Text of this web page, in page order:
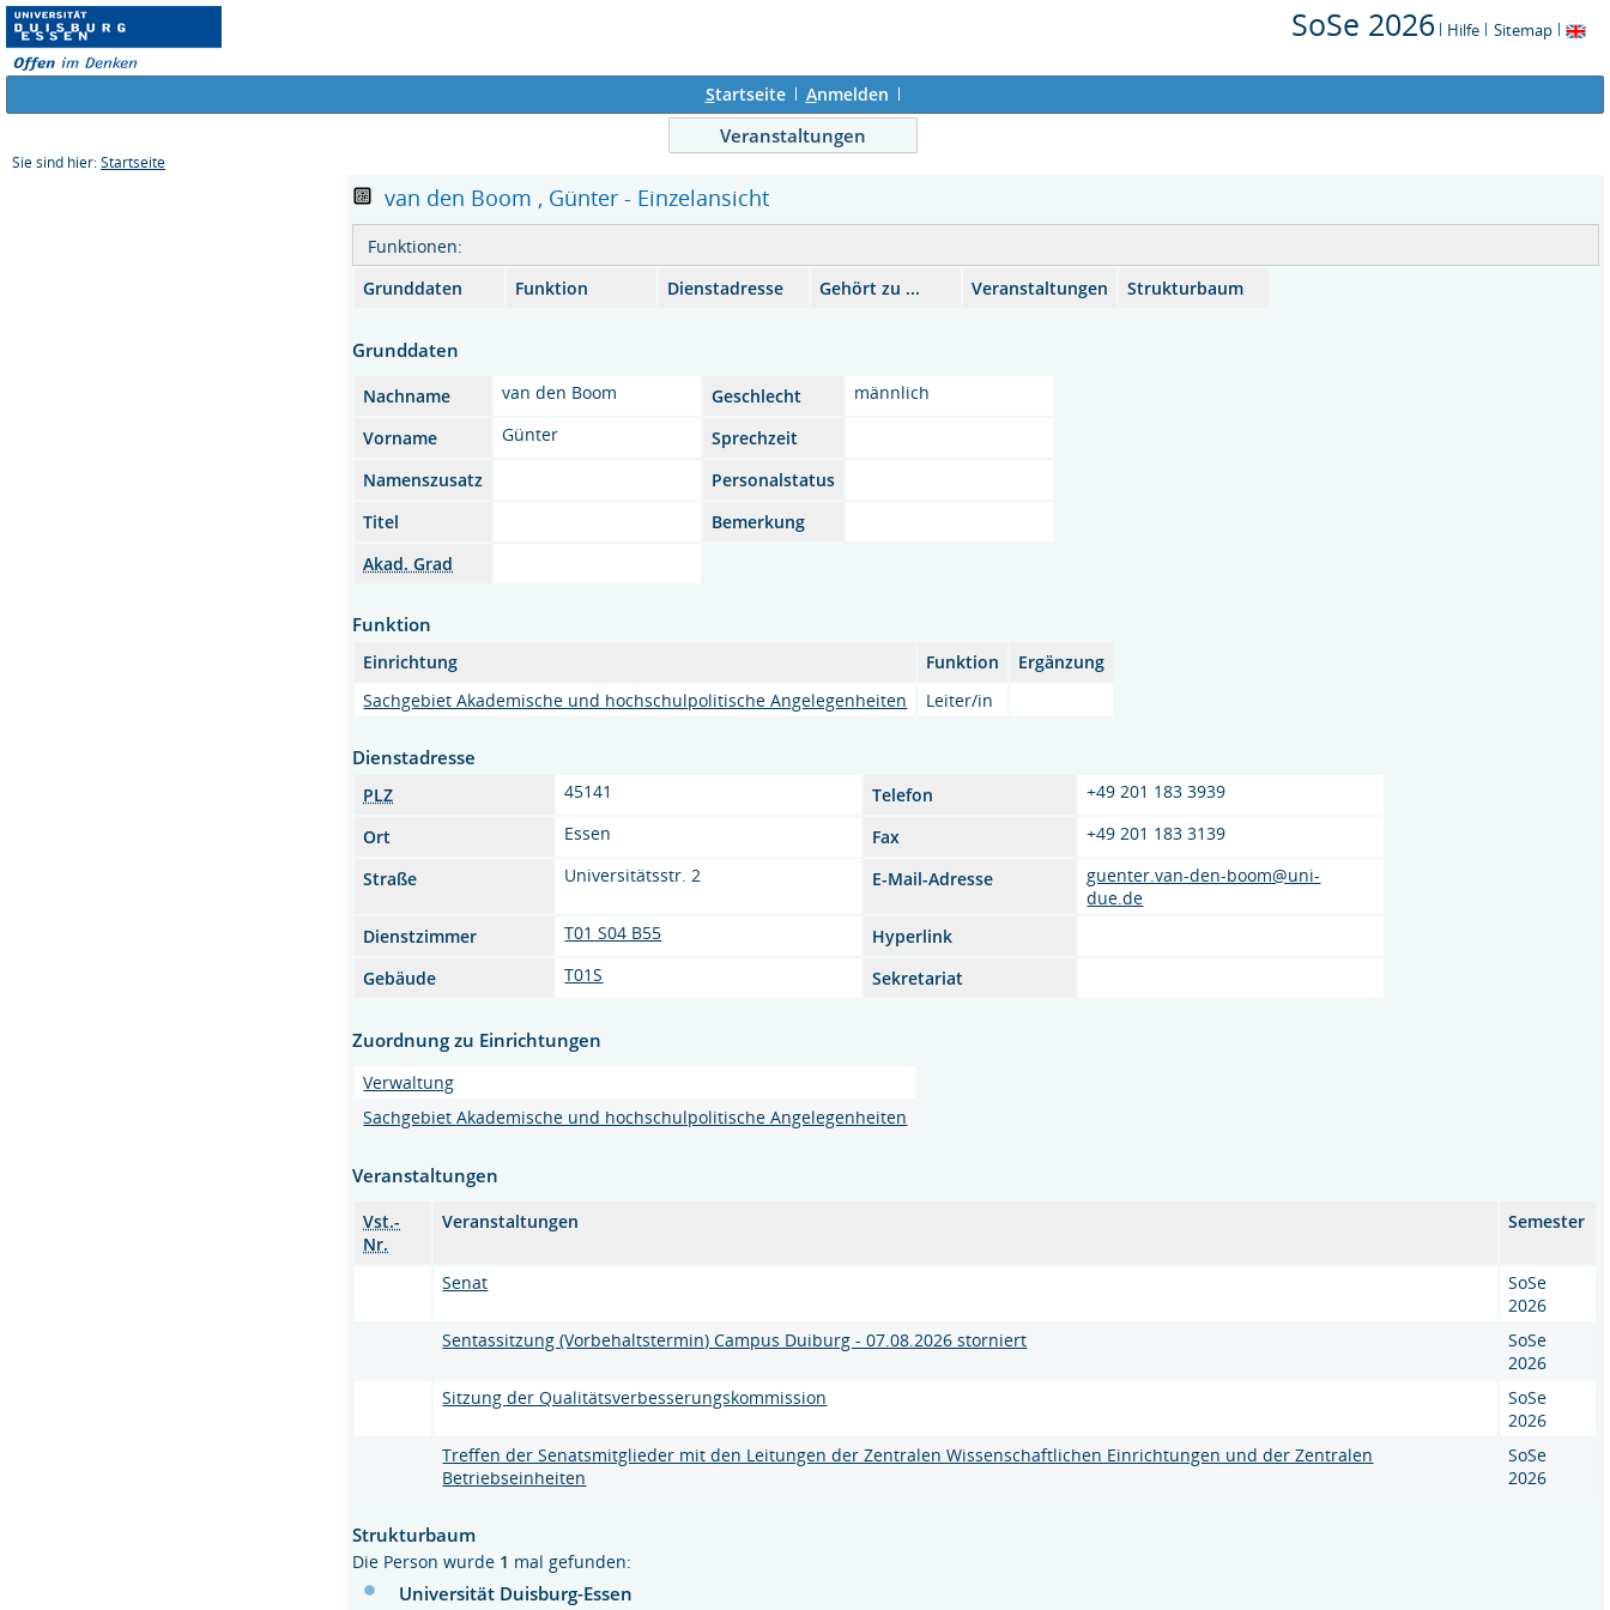
SoSe 2026 Hilfe Sitemap
Startseite Anmelden
Veranstaltungen
Sie sind hier: Startseite
van den Boom , Günter - Einzelansicht
Funktionen:
Grunddaten
Funktion Dienstadresse Gehört zu ... Veranstaltungen Strukturbaum
Grunddaten
Nachname van den Boom Geschlecht
männlich
Vorname
Günter
Sprechzeit
Namenszusatz
Personalstatus
Titel
Bemerkung
Akad. Grad
Funktion
Einrichtung Funktion
Ergänzung
Sachgebiet Akademische und hochschulpolitische Angelegenheiten
Leiter/in
Dienstadresse
PLZ 45141 Telefon
+49 201 183 3939
Ort
Essen Fax
+49 201 183 3139
Straße
Universitätsstr. 2 E-Mail-Adresse
guenter.van-den-boom@uni-
due.de
Dienstzimmer
T01 S04 B55
Hyperlink
Gebäude
T01S Sekretariat
Zuordnung zu Einrichtungen
Verwaltung
Sachgebiet Akademische und hochschulpolitische Angelegenheiten
Veranstaltungen
Vst.-
Nr.
Veranstaltungen Semester
Senat
SoSe
2026
Sentassitzung (Vorbehaltstermin) Campus Duiburg - 07.08.2026 storniert
SoSe
2026
Sitzung der Qualitätsverbesserungskommission
SoSe
2026
Treffen der Senatsmitglieder mit den Leitungen der Zentralen Wissenschaftlichen Einrichtungen und der Zentralen
Betriebseinheiten
SoSe
2026
Strukturbaum
Die Person wurde 1 mal gefunden:
Universität Duisburg-Essen